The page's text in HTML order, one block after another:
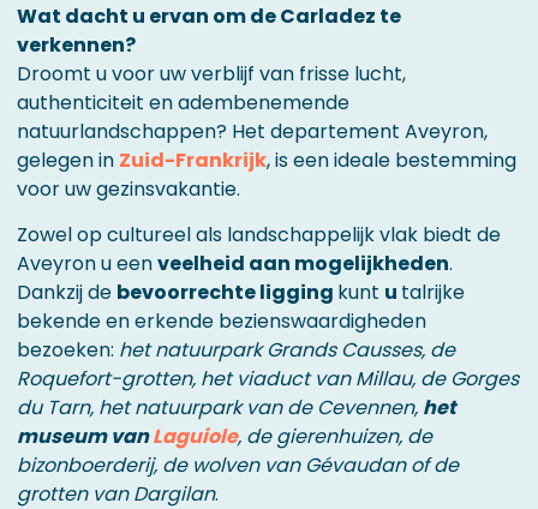
Wat dacht u ervan om de Carladez te
verkennen?
Droomt u voor uw verblijf van frisse lucht,
authenticiteit en adembenemende
natuurlandschappen? Het departement Aveyron,
gelegen in Zuid-Frankrijk, is een ideale bestemming
voor uw gezinsvakantie.
Zowel op cultureel als landschappelijk vlak biedt de
Aveyron u eenveelheid aan mogelijkheden.
Dankzij de bevoorrechte ligging kunt u talrijke
bekende en erkende bezienswaardigheden
bezoeken: het natuurpark Grands Causses, de
Roquefort-grotten, het viaduct van Millau, de Gorges
du Tarn, het natuurpark van de Cevennen, het
museum vanLaguiole, de gierenhuizen, de
bizonboerderij, de wolven van Gévaudan of de
grotten van Dargilan.